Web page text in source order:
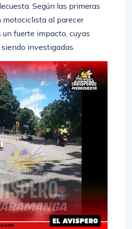
Según las primeras
motociclista al parecer
fuerte impacto, cuyas
investigadas.